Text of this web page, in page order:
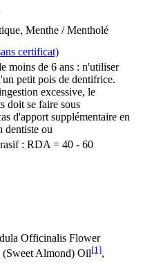
Menthe / Mentholé
certificat)
moins de 6 ans : n'utiliser
petit pois de dentifrice.
excessive, le
doit se faire sous
d'apport supplémentaire en
dentiste ou
: RDA = 40 - 60
Officinalis Flower
(Sweet Almond) Oil[1],